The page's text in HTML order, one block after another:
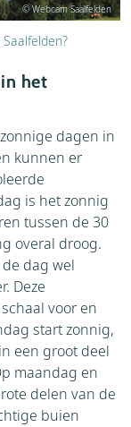
© Webcam Saalfelden
het
dagen in
kunnen er
is het zonnig
tussen de 30
overal droog.
dag wel
Deze
voor en
start zonnig,
een groot deel
maandag en
delen van de
buien